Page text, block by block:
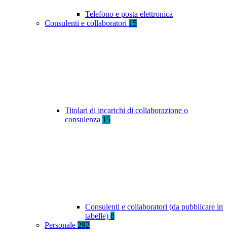
Telefono e posta elettronica
Consulenti e collaboratori 15
Titolari di incarichi di collaborazione o
consulenza 15
Consulenti e collaboratori (da pubblicare in
tabelle) 8
Personale 292